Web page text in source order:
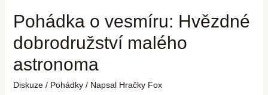
Pohádka o vesmíru: Hvězdné
dobrodružství malého
astronoma
Diskuze / Pohádky/ Napsal Hračky Fox